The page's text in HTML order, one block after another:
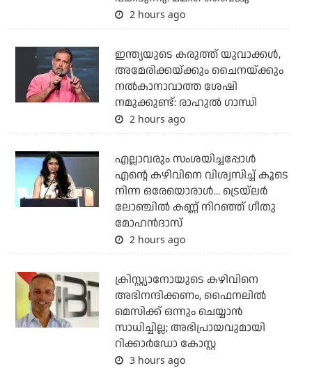
2 hours ago
ഇന്ത്യയുടെ കരുത്ത് യുവാക്കള്‍,
അമേരിക്കയ്ക്കും ചൈനയ്ക്കും
നല്‍കാനാവാത്ത ശേഷി
നമുക്കുണ്ട്: രാഹുല്‍ ഗാന്ധി
2 hours ago
എല്ലാവരും സംശയിച്ചപ്പോള്‍
എന്റെ കഴിവിനെ വിശ്വസിച്ച് കൂടെ
നിന്ന ഒരേയൊരാള്‍... ട്രെയ്‌ലര്‍
ലോഞ്ചില്‍ കണ്ണ് നിറഞ്ഞ് ഗീതു
മോഹന്‍ദാസ്
2 hours ago
ക്രിസ്റ്റ്യാനോയുടെ കഴിവിനെ
അഭിനന്ദിക്കണം, ഫൈനലില്‍
മെസിക്ക് ഒന്നും ചെയ്യാന്‍
സാധിച്ചില്ല; അഭിപ്രായവുമായി
റിക്കാര്‍ഡോ കോസ്റ്റ
3 hours ago